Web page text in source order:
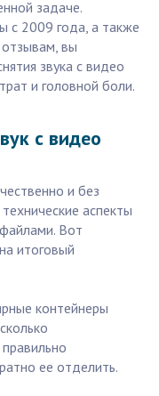
задаче.
с 2009 года, а также
отзывам, вы
звука с видео
и головной боли.
с видео
и без
аспекты
Вот
итоговый
контейнеры
ее отделить.